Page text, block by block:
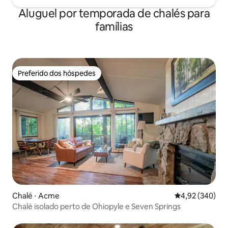
Aluguel por temporada de chalés para
famílias
Preferido dos hóspedes
Preferido dos hóspedes
Chalé ⋅ Acme 4,92 de uma
4,92 (340)
Chalé isolado perto de Ohiopyle e Seven Springs